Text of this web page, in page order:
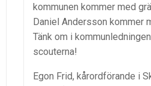
kommunen kommer med
Daniel Andersson kommer
Tänk om i
scouterna!
Egon Frid, kårordförande i